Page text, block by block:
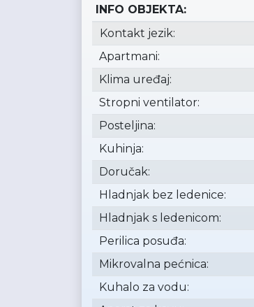
INFO OBJEKTA:
Kontakt jezik:
Apartmani:
Klima uređaj:
Stropni ventilator:
Posteljina:
Kuhinja:
Doručak:
Hladnjak bez ledenice:
Hladnjak s ledenicom:
Perilica posuđa:
Mikrovalna pećnica:
Kuhalo za vodu: